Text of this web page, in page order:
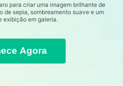
para criar uma imagem brilhante de
de sepia, sombreamento suave e um
exibição em galeria.
Agora